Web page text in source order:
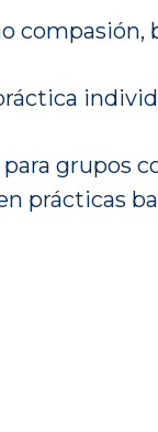
compasión,
grupos
prácticas